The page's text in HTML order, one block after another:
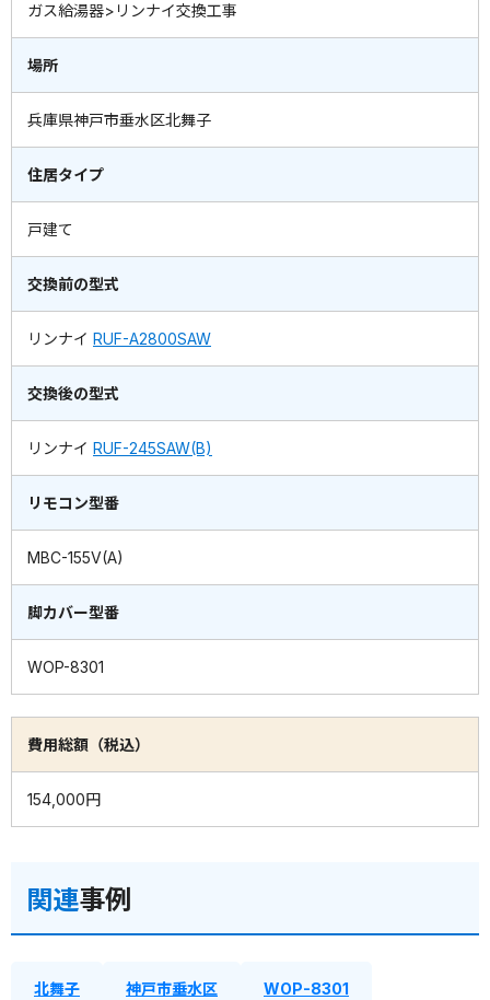
ガス給湯器>リンナイ交換工事
場所
兵庫県神戸市垂水区北舞子
住居タイプ
戸建て
交換前の型式
リンナイ RUF-A2800SAW
交換後の型式
リンナイ RUF-245SAW(B)
リモコン型番
MBC-155V(A)
脚カバー型番
WOP-8301
費用総額（税込）
154,000円
関連事例
北舞子 神戸市垂水区 WOP-8301